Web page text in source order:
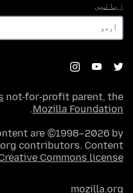
زبانیں
not-for-profit parent, the
Mozilla Foundation
.
are ©1998–2026 by
contributors. Content
Commons license
mozilla.org